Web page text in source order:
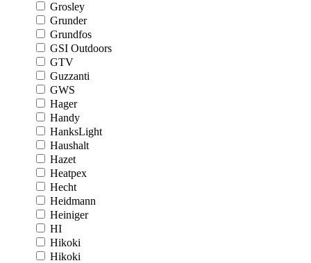
Grosley
Grunder
Grundfos
GSI Outdoors
GTV
Guzzanti
GWS
Hager
Handy
HanksLight
Haushalt
Hazet
Heatpex
Hecht
Heidmann
Heiniger
HI
Hikoki
Hikoki